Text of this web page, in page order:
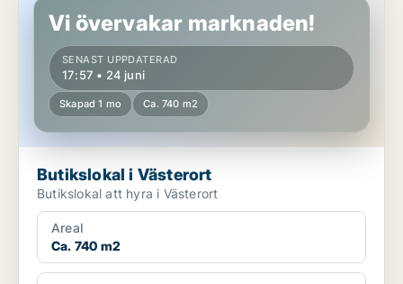
Vi övervakar marknaden!
SENAST UPPDATERAD
17:57 • 24 juni
Skapad 1 mo Ca. 740 m2
Butikslokal i Västerort
Butikslokal att hyra i Västerort
Areal
Ca. 740 m2